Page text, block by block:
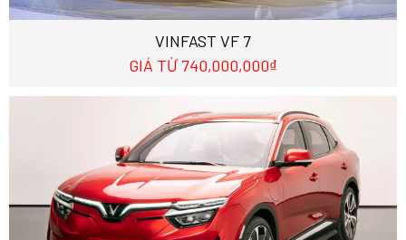
VINFAST VF 7
GIÁ TỪ 740,000,000₫